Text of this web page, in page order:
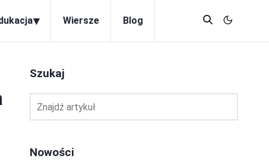
▾ Wiersze Blog
Szukaj
Nowości